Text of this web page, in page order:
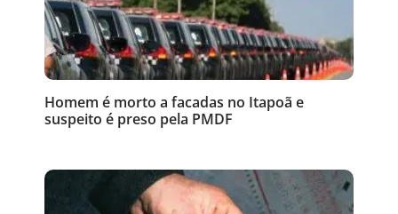
Homem é morto a facadas no Itapoã e
suspeito é preso pela PMDF